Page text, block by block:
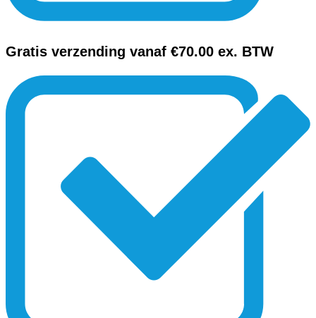
Gratis verzending vanaf €70.00 ex. BTW